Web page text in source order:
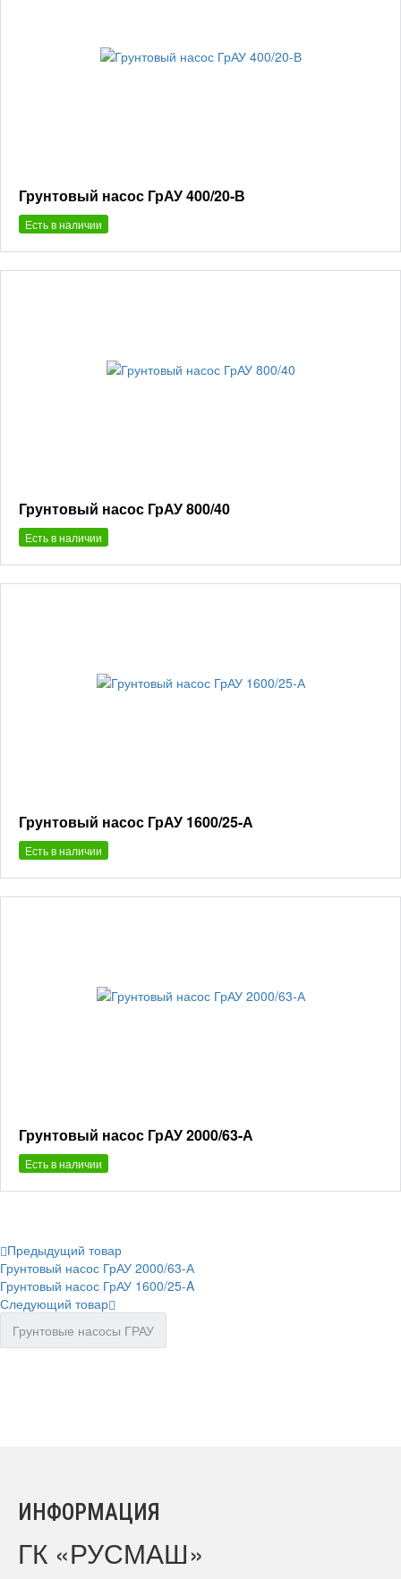
Грунтовый насос ГрАУ 400/20-В
Есть в наличии
Грунтовый насос ГрАУ 800/40
Есть в наличии
Грунтовый насос ГрАУ 1600/25-А
Есть в наличии
Грунтовый насос ГрАУ 2000/63-А
Есть в наличии
Предыдущий товар
Грунтовый насос ГрАУ 2000/63-А
Грунтовый насос ГрАУ 1600/25-A
Следующий товар
Грунтовые насосы ГРАУ
ИНФОРМАЦИЯ
ГК «РУСМАШ»